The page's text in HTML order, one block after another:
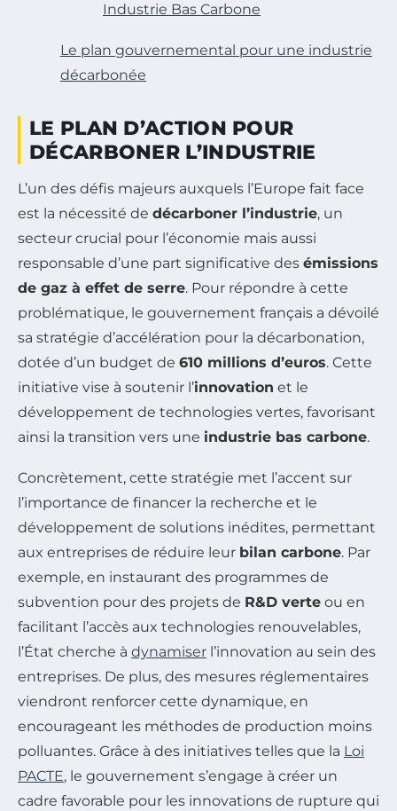
Industrie Bas Carbone
Le plan gouvernemental pour une industrie
décarbonée
LE PLAN D’ACTION POUR
DÉCARBONER L’INDUSTRIE
L’un des défis majeurs auxquels l’Europe fait face
est la nécessité de décarboner l’industrie, un
secteur crucial pour l’économie mais aussi
responsable d’une part significative des émissions
de gaz à effet de serre. Pour répondre à cette
problématique, le gouvernement français a dévoilé
sa stratégie d’accélération pour la décarbonation,
dotée d’un budget de 610 millions d’euros. Cette
initiative vise à soutenir l’innovation et le
développement de technologies vertes, favorisant
ainsi la transition vers une industrie bas carbone.
Concrètement, cette stratégie met l’accent sur
l’importance de financer la recherche et le
développement de solutions inédites, permettant
aux entreprises de réduire leur bilan carbone. Par
exemple, en instaurant des programmes de
subvention pour des projets de R&D verte ou en
facilitant l’accès aux technologies renouvelables,
l’État cherche à dynamiser l’innovation au sein des
entreprises. De plus, des mesures réglementaires
viendront renforcer cette dynamique, en
encourageant les méthodes de production moins
polluantes. Grâce à des initiatives telles que la Loi
PACTE, le gouvernement s’engage à créer un
cadre favorable pour les innovations de rupture qui